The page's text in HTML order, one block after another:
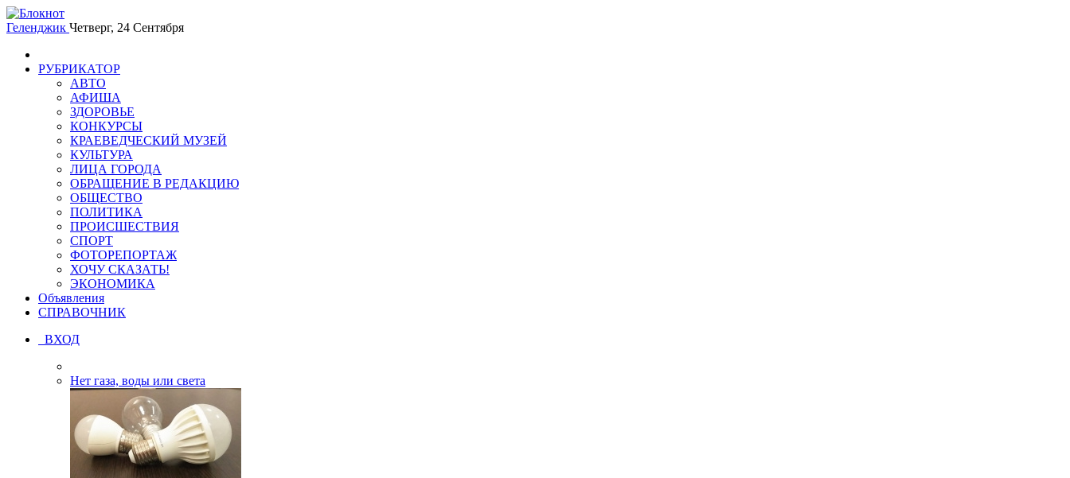
Геленджик Четверг, 24 Сентября
РУБРИКАТОР
АВТО
АФИША
ЗДОРОВЬЕ
КОНКУРСЫ
КРАЕВЕДЧЕСКИЙ МУЗЕЙ
КУЛЬТУРА
ЛИЦА ГОРОДА
ОБРАЩЕНИЕ В РЕДАКЦИЮ
ОБЩЕСТВО
ПОЛИТИКА
ПРОИСШЕСТВИЯ
СПОРТ
ФОТОРЕПОРТАЖ
ХОЧУ СКАЗАТЬ!
ЭКОНОМИКА
Объявления
СПРАВОЧНИК
ВХОД
Нет газа, воды или света